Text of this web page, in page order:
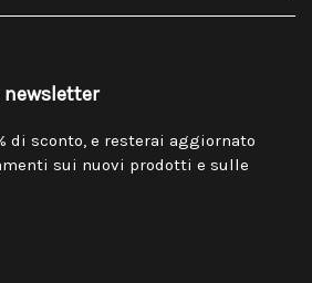
di sconto, e resterai aggiornato
sui nuovi prodotti e sulle